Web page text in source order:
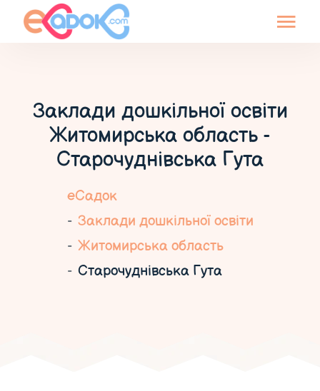
Заклади дошкільної освіти
Житомирська область -
Старочуднівська Гута
еСадок
Заклади дошкільної освіти
Житомирська область
Старочуднівська Гута